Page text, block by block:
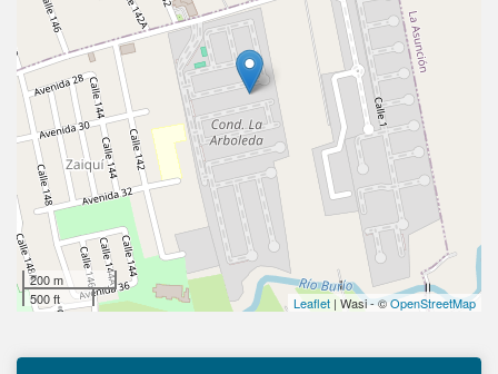
200 m
500 ft
Leaflet | Wasi - ©OpenStreetMap